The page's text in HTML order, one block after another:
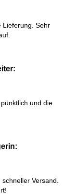
Lieferung. Sehr
und die
Versand.